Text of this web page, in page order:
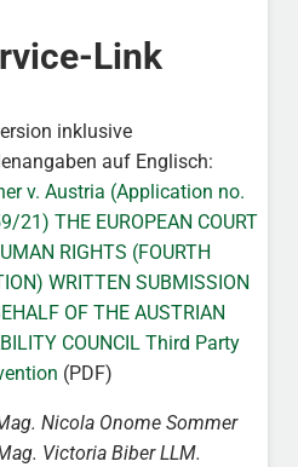
Link
inklusive
auf Englisch:
v. Austria (Application no.
21) THE EUROPEAN COURT
RIGHTS (FOURTH
WRITTEN SUBMISSION
OF THE AUSTRIAN
COUNCIL Third Party
(PDF)
Nicola Onome Sommer
Victoria Biber LLM.